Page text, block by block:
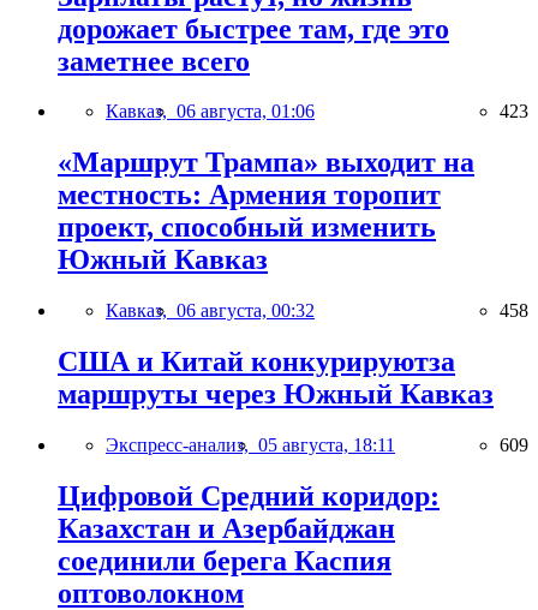
дорожает быстрее там, где это
заметнее всего
Кавказ, 06 августа, 01:06 423
«Маршрут Трампа» выходит на
местность: Армения торопит
проект, способный изменить
Южный Кавказ
Кавказ, 06 августа, 00:32 458
США и Китай конкурируютза
маршруты через Южный Кавказ
Экспресс-анализ, 05 августа, 18:11 609
Цифровой Средний коридор:
Казахстан и Азербайджан
соединили берега Каспия
оптоволокном